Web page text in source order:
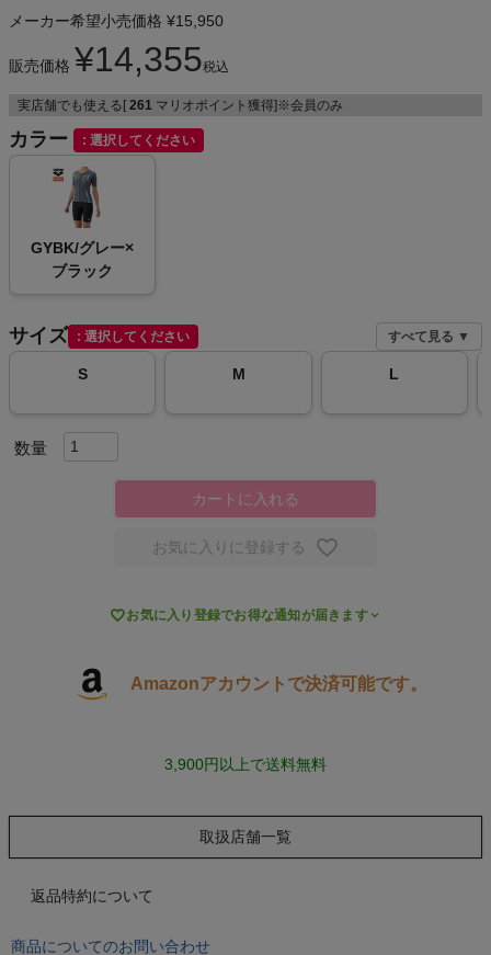
もっと見る
メンズカジュアルウェア
レディースカジュアルウェア
メンズスポーツウェア
スポーツシューズ
もっと見る
インフィット INFIT
メーカー希望小売価格 ¥15,950
販売価格 ¥14,355税込
実店舗でも使える[ 261 マリオポイント獲得]※会員のみ
カラー 選択してください
GYBK/グレー×
ブラック
サイズ 選択してください すべて見る ▼
S M L
カートに入れる
お気に入りに登録する
お気に入り登録でお得な通知が届きます
Amazonアカウントで決済可能です。
3,900円以上で送料無料
取扱店舗一覧
返品特約について
商品についてのお問い合わせ